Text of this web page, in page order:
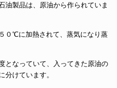
油製品は、原油から作られていま
０℃に加熱されて、蒸気になり蒸
となっていて、入ってきた原油の
分けています。